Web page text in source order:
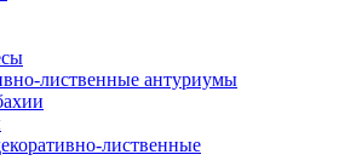
лиственные антуриумы
лиственные